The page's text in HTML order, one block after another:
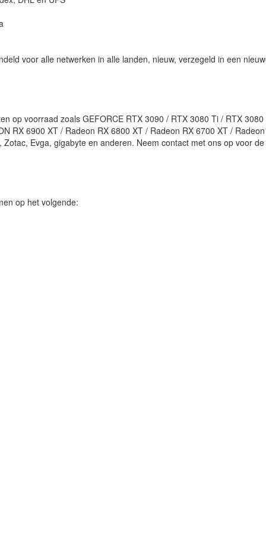
voor alle netwerken in alle landen, nieuw, verzegeld in een
op voorraad zoals GEFORCE RTX 3090 / RTX 3080 Ti / RTX 3080
RX 6900 XT / Radeon RX 6800 XT / Radeon RX 6700 XT /
Evga, gigabyte en anderen. Neem contact met ons op voor de
op het volgende: